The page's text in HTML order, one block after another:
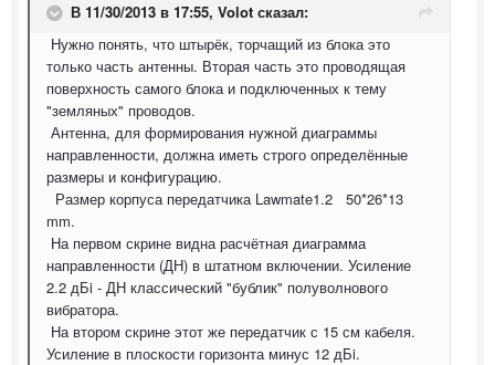
В 11/30/2013 в 17:55, Volot сказал:
Нужно понять, что штырёк, торчащий из блока это
только часть антенны. Вторая часть это проводящая
поверхность самого блока и подключенных к тему
"земляных" проводов.
Антенна, для формирования нужной диаграммы
направленности, должна иметь строго определённые
размеры и конфигурацию.
Размер корпуса передатчика Lawmate1.2 50*26*13
mm.
На первом скрине видна расчётная диаграмма
направленности (ДН) в штатном включении. Усиление
2.2 дБi - ДН классический "бублик" полуволнового
вибратора.
На втором скрине этот же передатчик с 15 см кабеля.
Усиление в плоскости горизонта минус 12 дБi.